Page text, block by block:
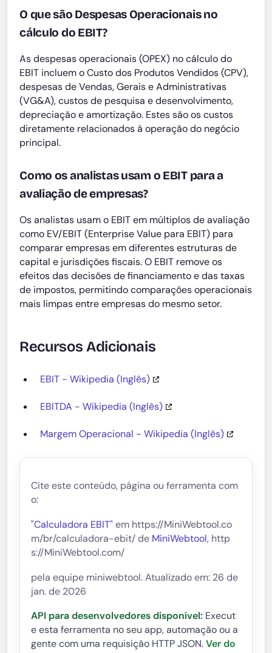
O que são Despesas Operacionais no
cálculo do EBIT?
As despesas operacionais (OPEX) no cálculo do
EBIT incluem o Custo dos Produtos Vendidos (CPV),
despesas de Vendas, Gerais e Administrativas
(VG&A), custos de pesquisa e desenvolvimento,
depreciação e amortização. Estes são os custos
diretamente relacionados à operação do negócio
principal.
Como os analistas usam o EBIT para a
avaliação de empresas?
Os analistas usam o EBIT em múltiplos de avaliação
como EV/EBIT (Enterprise Value para EBIT) para
comparar empresas em diferentes estruturas de
capital e jurisdições fiscais. O EBIT remove os
efeitos das decisões de financiamento e das taxas
de impostos, permitindo comparações operacionais
mais limpas entre empresas do mesmo setor.
Recursos Adicionais
EBIT - Wikipedia (Inglês)
EBITDA - Wikipedia (Inglês)
Margem Operacional - Wikipedia (Inglês)
Cite este conteúdo, página ou ferramenta com
o:
"Calculadora EBIT" em https://MiniWebtool.co
m/br/calculadora-ebit/ de MiniWebtool, http
s://MiniWebtool.com/
pela equipe miniwebtool. Atualizado em: 26 de
jan. de 2026
API para desenvolvedores disponível: Execut
e esta ferramenta no seu app, automação ou a
gente com uma requisição HTTP JSON. Ver do